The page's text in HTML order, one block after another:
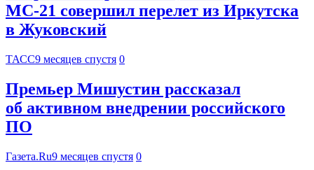
МС-21 совершил перелет из Иркутска
в Жуковский
ТАСС9 месяцев спустя 0
Премьер Мишустин рассказал
об активном внедрении российского
ПО
Газета.Ru9 месяцев спустя 0